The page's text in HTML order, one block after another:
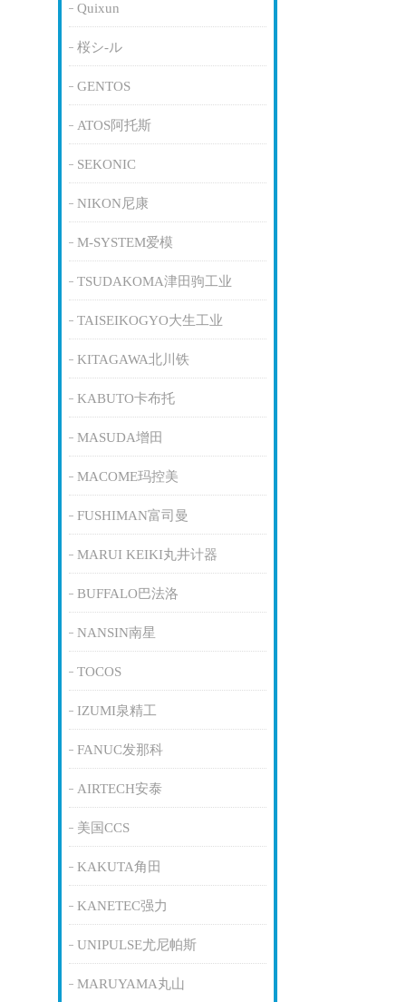
Quixun
桜シ-ル
GENTOS
ATOS阿托斯
SEKONIC
NIKON尼康
M-SYSTEM爱模
TSUDAKOMA津田驹工业
TAISEIKOGYO大生工业
KITAGAWA北川铁
KABUTO卡布托
MASUDA增田
MACOME玛控美
FUSHIMAN富司曼
MARUI KEIKI丸井计器
BUFFALO巴法洛
NANSIN南星
TOCOS
IZUMI泉精工
FANUC发那科
AIRTECH安泰
美国CCS
KAKUTA角田
KANETEC强力
UNIPULSE尤尼帕斯
MARUYAMA丸山